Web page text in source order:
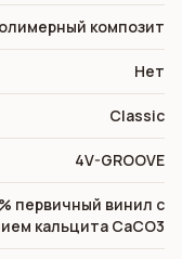
композит
Нет
Classic
4V-GROOVE
первичный винил с
кальцита СаСО3